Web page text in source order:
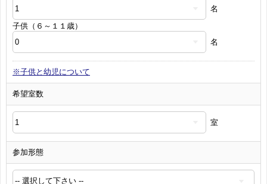
名
子供（６～１１歳）
名
※子供と幼児について
希望室数
室
参加形態